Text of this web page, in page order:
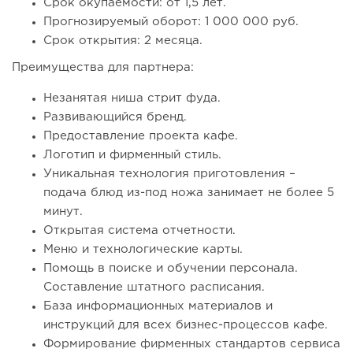
Срок окупаемости: от 1,5 лет.
Прогнозируемый оборот: 1 000 000 руб.
Срок открытия: 2 месяца.
Преимущества для партнера:
Незанятая ниша стрит фуда.
Развивающийся бренд.
Предоставление проекта кафе.
Логотип и фирменный стиль.
Уникальная технология приготовления –
подача блюд из-под ножа занимает не более 5
минут.
Открытая система отчетности.
Меню и технологические карты.
Помощь в поиске и обучении персонала.
Составление штатного расписания.
База информационных материалов и
инструкций для всех бизнес-процессов кафе.
Формирование фирменных стандартов сервиса